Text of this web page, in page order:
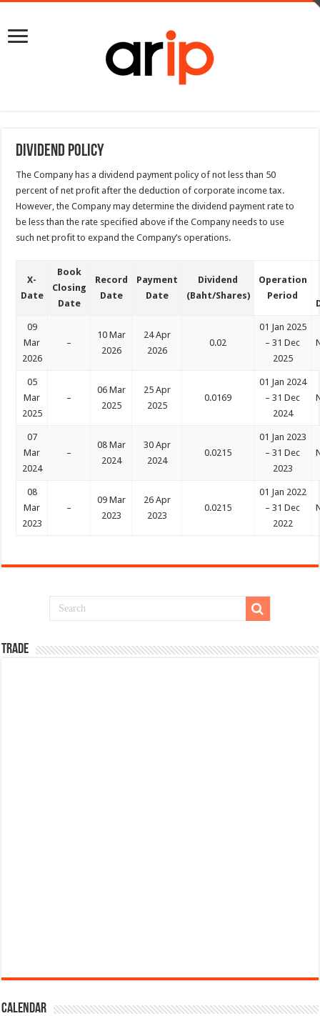
Dividend Policy
The Company has a dividend payment policy of not less than 50
percent of net profit after the deduction of corporate income tax.
However, the Company may determine the dividend payment rate to
be less than the rate specified above if the Company needs to use
such net profit to expand the Company’s operations.
X-
Date
Book
Closing
Date
Record
Date
Payment
Date
Dividend
(Baht/Shares)
Operation
Period
09
Mar
2026
–
10 Mar
2026
24 Apr
2026
0.02
01 Jan 2025
– 31 Dec
2025
05
Mar
2025
–
06 Mar
2025
25 Apr
2025
0.0169
01 Jan 2024
– 31 Dec
2024
07
Mar
2024
–
08 Mar
2024
30 Apr
2024
0.0215
01 Jan 2023
– 31 Dec
2023
08
Mar
2023
–
09 Mar
2023
26 Apr
2023
0.0215
01 Jan 2022
– 31 Dec
2022
TRADE
Calendar